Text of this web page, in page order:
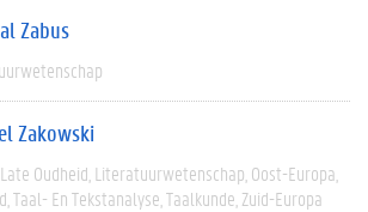
Zabus
Zakowski
Late Oudheid Literatuurwetenschap Oost-Europa
Taal- En Tekstanalyse Taalkunde Zuid-Europa